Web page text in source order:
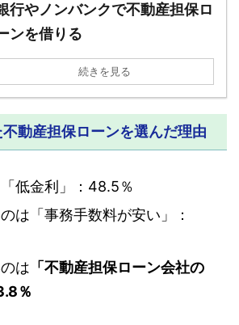
行やノンバンクで不動産担保ロ
ンを借りる
続きを見る
動産担保ローンを選んだ理由
低金利」：48.5％
は「事務手数料が安い」：
は 「不動産担保ローン会社の
％